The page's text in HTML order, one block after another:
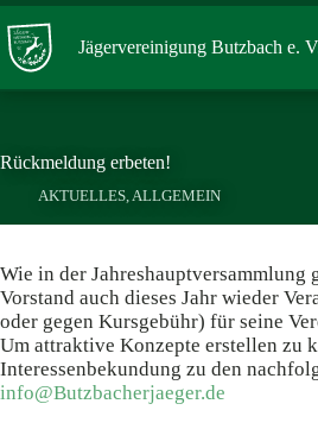
Zum
Inhalt
springen
Jägervereinigung Butzbach e.
Rückmeldung erbeten!
AKTUELLES,ALLGEMEIN
Wie in der Jahreshauptversammlung
Vorstand auch dieses Jahr wieder
oder gegen Kursgebühr) für seine
Um attraktive Konzepte erstellen zu
Interessenbekundung zu den
info@Butzbacherjaeger.de